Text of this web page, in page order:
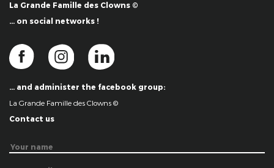
La Grande Famille des Clowns ©
… on social networks !
… and administer the facebook group:
La Grande Famille des Clowns ©
Contact us